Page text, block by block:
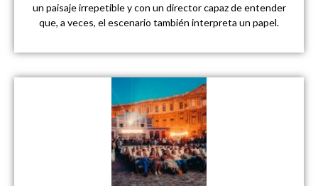
un paisaje irrepetible y con un director capaz de entender
que, a veces, el escenario también interpreta un papel.